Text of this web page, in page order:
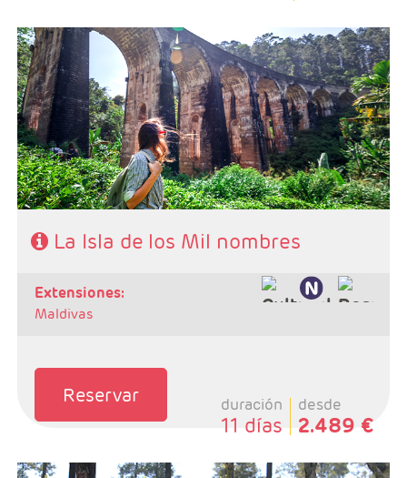
- Salidas: Martes
- Ruta: Kandy 2 noches, Habarana 2 noches, Galle 1
noche, Yala 1 noche, Haputale 1 noche y Negombo 1
noche
- Categoría hotelera: Unica
- Régimen: 8 Desayunos, 7 comidas y 7 cenas
SE NECESITA VISADO PARA VIAJAR A SRI LANKA
La Isla de los Mil nombres
extensiones:
Maldivas
Reservar duración
11 días
desde
2.489 €